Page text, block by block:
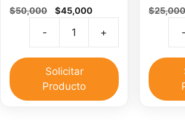
$50,000
El
original
era:
$50,000.
$45,000El
actual
es:
$45,000.
-
CBD
30
+
Solicitar
Producto
$25,000
-